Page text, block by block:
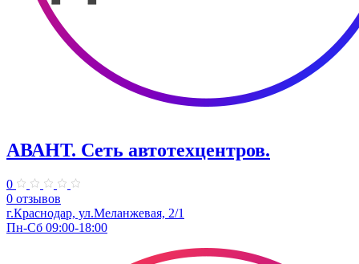
АВАНТ. ​Сеть автотехцентров.
0
0 отзывов
​г.Краснодар, ул.Меланжевая, 2/1
Пн-Сб 09:00-18:00